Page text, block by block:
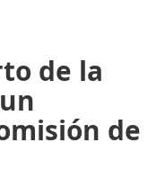
de la
de